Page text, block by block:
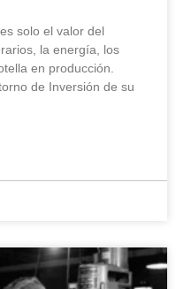
solo el valor del
la energía, los
en producción.
de Inversión de su